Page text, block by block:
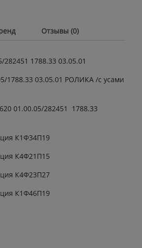
Отзывы (0)
1788.33 03.05.01
1788.33 03.05.01 РОЛИКА /с усами
01.00.05/282451 1788.33
К1Ф34П19
К4Ф21П15
К4Ф23П27
К1Ф46П19